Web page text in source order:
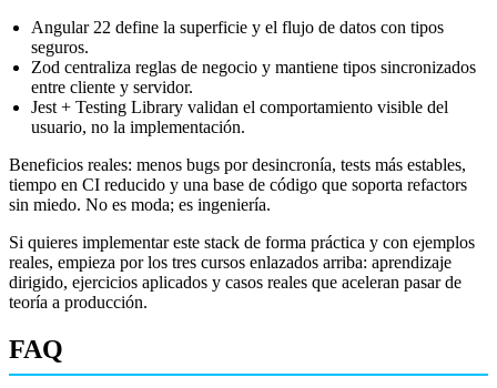
Angular 22 define la superficie y el flujo de datos con tipos
seguros.
Zod centraliza reglas de negocio y mantiene tipos sincronizados
entre cliente y servidor.
Jest + Testing Library validan el comportamiento visible del
usuario, no la implementación.
Beneficios reales: menos bugs por desincronía, tests más estables,
tiempo en CI reducido y una base de código que soporta refactors
sin miedo. No es moda; es ingeniería.
Si quieres implementar este stack de forma práctica y con ejemplos
reales, empieza por los tres cursos enlazados arriba: aprendizaje
dirigido, ejercicios aplicados y casos reales que aceleran pasar de
teoría a producción.
FAQ